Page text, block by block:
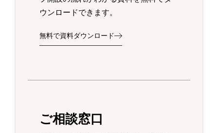
ウンロードできます。
無料で資料ダウンロード
ご相談窓口